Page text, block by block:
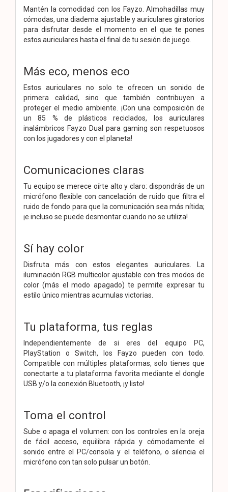
Mantén la comodidad con los Fayzo. Almohadillas muy
cómodas, una diadema ajustable y auriculares giratorios
para disfrutar desde el momento en el que te pones
estos auriculares hasta el final de tu sesión de juego.
Más eco, menos eco
Estos auriculares no solo te ofrecen un sonido de
primera calidad, sino que también contribuyen a
proteger el medio ambiente. ¡Con una composición de
un 85 % de plásticos reciclados, los auriculares
inalámbricos Fayzo Dual para gaming son respetuosos
con los jugadores y con el planeta!
Comunicaciones claras
Tu equipo se merece oírte alto y claro: dispondrás de un
micrófono flexible con cancelación de ruido que filtra el
ruido de fondo para que la comunicación sea más nítida;
¡e incluso se puede desmontar cuando no se utiliza!
Sí hay color
Disfruta más con estos elegantes auriculares. La
iluminación RGB multicolor ajustable con tres modos de
color (más el modo apagado) te permite expresar tu
estilo único mientras acumulas victorias.
Tu plataforma, tus reglas
Independientemente de si eres del equipo PC,
PlayStation o Switch, los Fayzo pueden con todo.
Compatible con múltiples plataformas, solo tienes que
conectarte a tu plataforma favorita mediante el dongle
USB y/o la conexión Bluetooth, ¡y listo!
Toma el control
Sube o apaga el volumen: con los controles en la oreja
de fácil acceso, equilibra rápida y cómodamente el
sonido entre el PC/consola y el teléfono, o silencia el
micrófono con tan solo pulsar un botón.